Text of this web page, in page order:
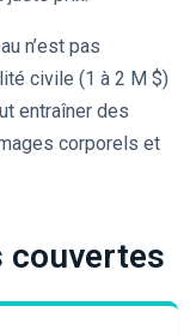
n’est pas
civile (1 à 2 M $)
entraîner des
corporels et
couvertes